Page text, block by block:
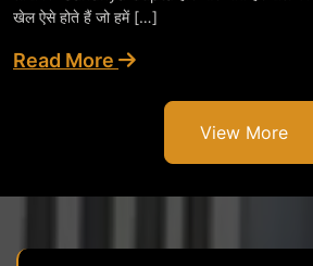
खेल ऐसे होते हैं जो हमें […]
Read More
View More